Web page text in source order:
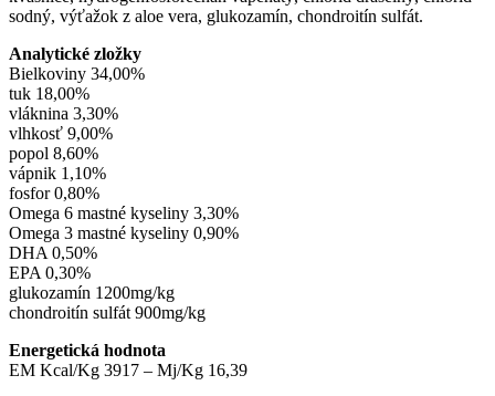
sodný, výťažok z aloe vera, glukozamín, chondroitín sulfát.
Analytické zložky
Bielkoviny 34,00%
tuk 18,00%
vláknina 3,30%
vlhkosť 9,00%
popol 8,60%
vápnik 1,10%
fosfor 0,80%
Omega 6 mastné kyseliny 3,30%
Omega 3 mastné kyseliny 0,90%
DHA 0,50%
EPA 0,30%
glukozamín 1200mg/kg
chondroitín sulfát 900mg/kg
Energetická hodnota
EM Kcal/Kg 3917 – Mj/Kg 16,39